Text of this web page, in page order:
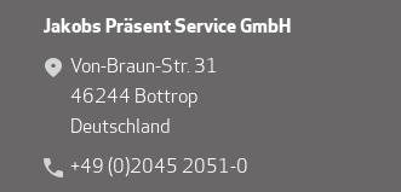
Jakobs Präsent Service GmbH
Von-Braun-Str. 31
46244 Bottrop
Deutschland
+49 (0)2045 2051-0